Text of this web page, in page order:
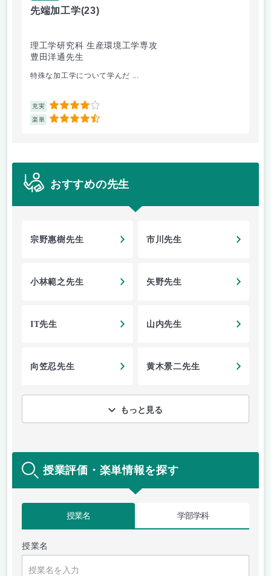
先端加工学(23)
理工学研究科 生産環境工学専攻
豊田洋通先生
特殊な加工学について学んだ ...
充実 4
楽単 4.5
おすすめの先生
宗野惠樹先生 市川先生
小林範之先生 矢野先生
IT先生 山内先生
向笠忍先生 黄木景二先生
もっと見る
授業評価・楽単情報を探す
授業名 学部学科
授業名